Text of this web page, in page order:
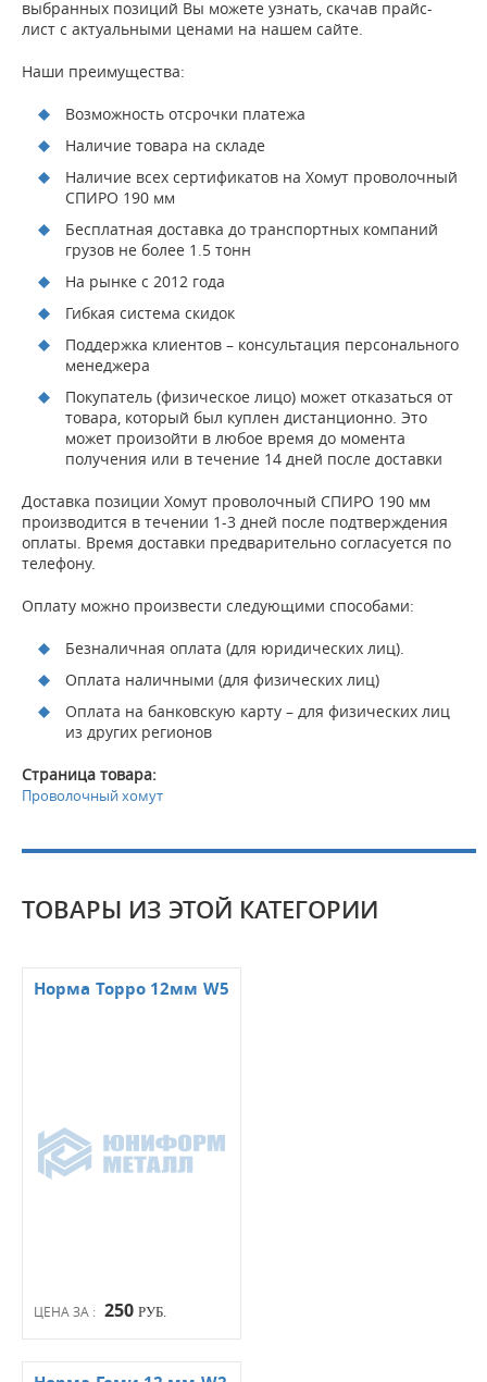
выбранных позиций Вы можете узнать, скачав прайс-
лист с актуальными ценами на нашем сайте.
Наши преимущества:
Возможность отсрочки платежа
Наличие товара на складе
Наличие всех сертификатов на Хомут проволочный
СПИРО 190 мм
Бесплатная доставка до транспортных компаний
грузов не более 1.5 тонн
На рынке с 2012 года
Гибкая система скидок
Поддержка клиентов – консультация персонального
менеджера
Покупатель (физическое лицо) может отказаться от
товара, который был куплен дистанционно. Это
может произойти в любое время до момента
получения или в течение 14 дней после доставки
Доставка позиции Хомут проволочный СПИРО 190 мм
производится в течении 1-3 дней после подтверждения
оплаты. Время доставки предварительно согласуется по
телефону.
Оплату можно произвести следующими способами:
Безналичная оплата (для юридических лиц).
Оплата наличными (для физических лиц)
Оплата на банковскую карту – для физических лиц
из других регионов
Страница товара:
Проволочный хомут
ТОВАРЫ ИЗ ЭТОЙ КАТЕГОРИИ
ЦЕНА ЗА : 250 РУБ.
Норма Торро 12мм W5